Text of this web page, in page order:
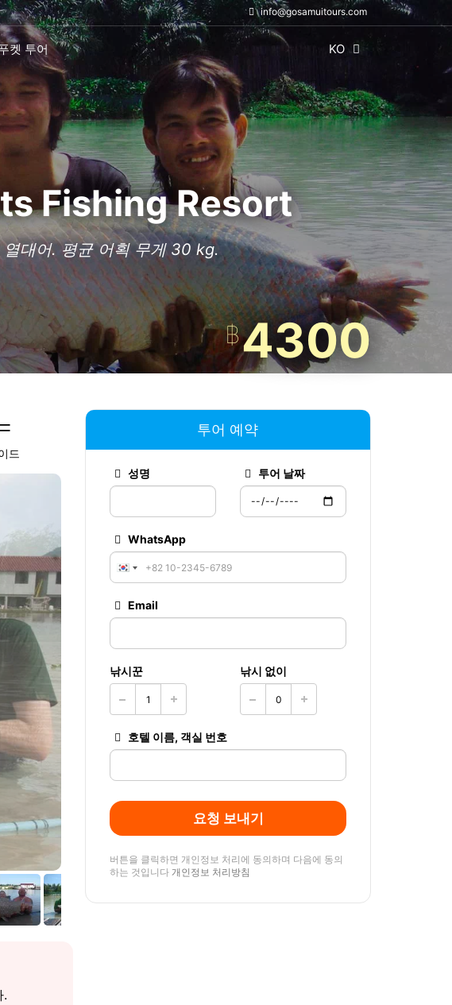
info@gosamuitours.com
켓 투어 KO
Fishing Resort
대어. 평균 어획 무게 30 kg.
฿4300
드
.
투어 예약
성명 투어 날짜
WhatsApp
Email
낚시꾼 낚시 없이
호텔 이름, 객실 번호
요청 보내기
버튼을 클릭하면 개인정보 처리에 동의하며 다음에 동의
하는 것입니다 개인정보 처리방침